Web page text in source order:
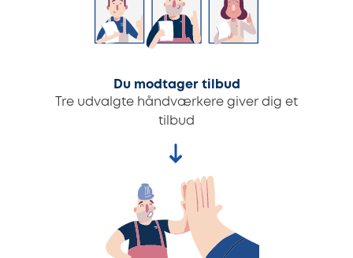
Du modtager tilbud
Tre udvalgte håndværkere giver dig et
tilbud